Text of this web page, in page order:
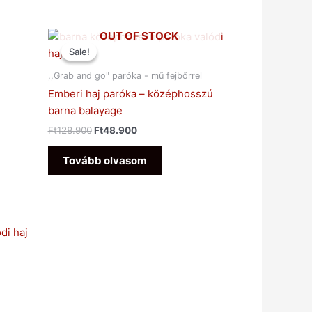
haj
Sale!
OUT OF STOCK
Sale!
,,Grab and go" paróka - mű fejbőrrel
Emberi haj paróka – középhosszú
barna balayage
Ft128.900
Original
price
was:
Ft48.900
Current
price
Tovább olvasom